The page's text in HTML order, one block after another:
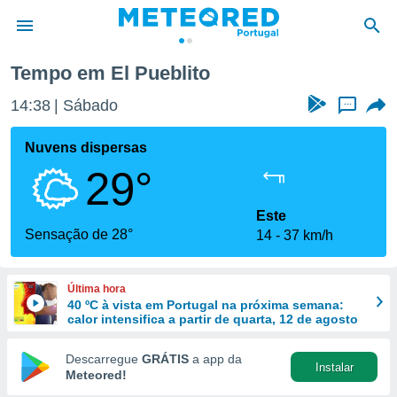
da
foi
fornecidas
a este
das
e
forma
digital
Tempo em El Pueblito
14:38 Sábado ...
Nuvens dispersas
29°
Sensação de 28°
Este
14
37 km/h
Última hora
40 ºC à vista em Portugal na próxima semana:
calor intensifica a partir de quarta, 12 de agosto
Descarregue GRÁTIS a app da
Meteored!
Instalar